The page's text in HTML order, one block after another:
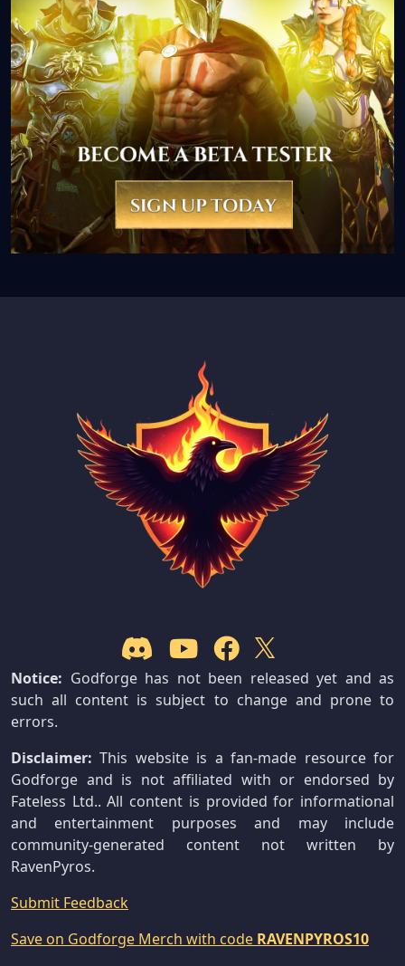
Notice: Godforge has not been released yet and as
such all content is subject to change and prone to
errors.
Disclaimer: This website is a fan-made resource for
Godforge and is not affiliated with or endorsed by
Fateless Ltd.. All content is provided for informational
and entertainment purposes and may include
community-generated content not written by
RavenPyros.
Submit Feedback
Save on Godforge Merch with code RAVENPYROS10